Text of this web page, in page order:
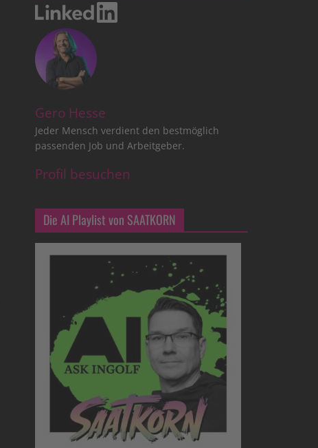
Gero Hesse
Jeder Mensch verdient den bestmöglich
passenden Job und Arbeitgeber.
Profil besuchen
Die AI Playlist von SAATKORN